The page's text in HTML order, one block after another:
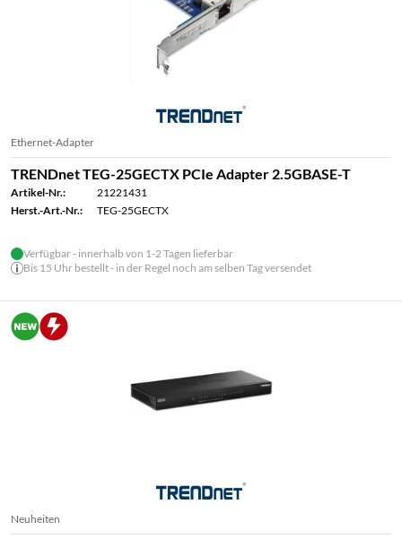
Ethernet-Adapter
TRENDnet TEG-25GECTX PCIe Adapter 2.5GBASE-T
Artikel-Nr.:
21221431
Herst.-Art.-Nr.:
TEG-25GECTX
Verfügbar - innerhalb von 1-2 Tagen lieferbar
Bis 15 Uhr bestellt - in der Regel noch am selben Tag versendet
Neuheiten